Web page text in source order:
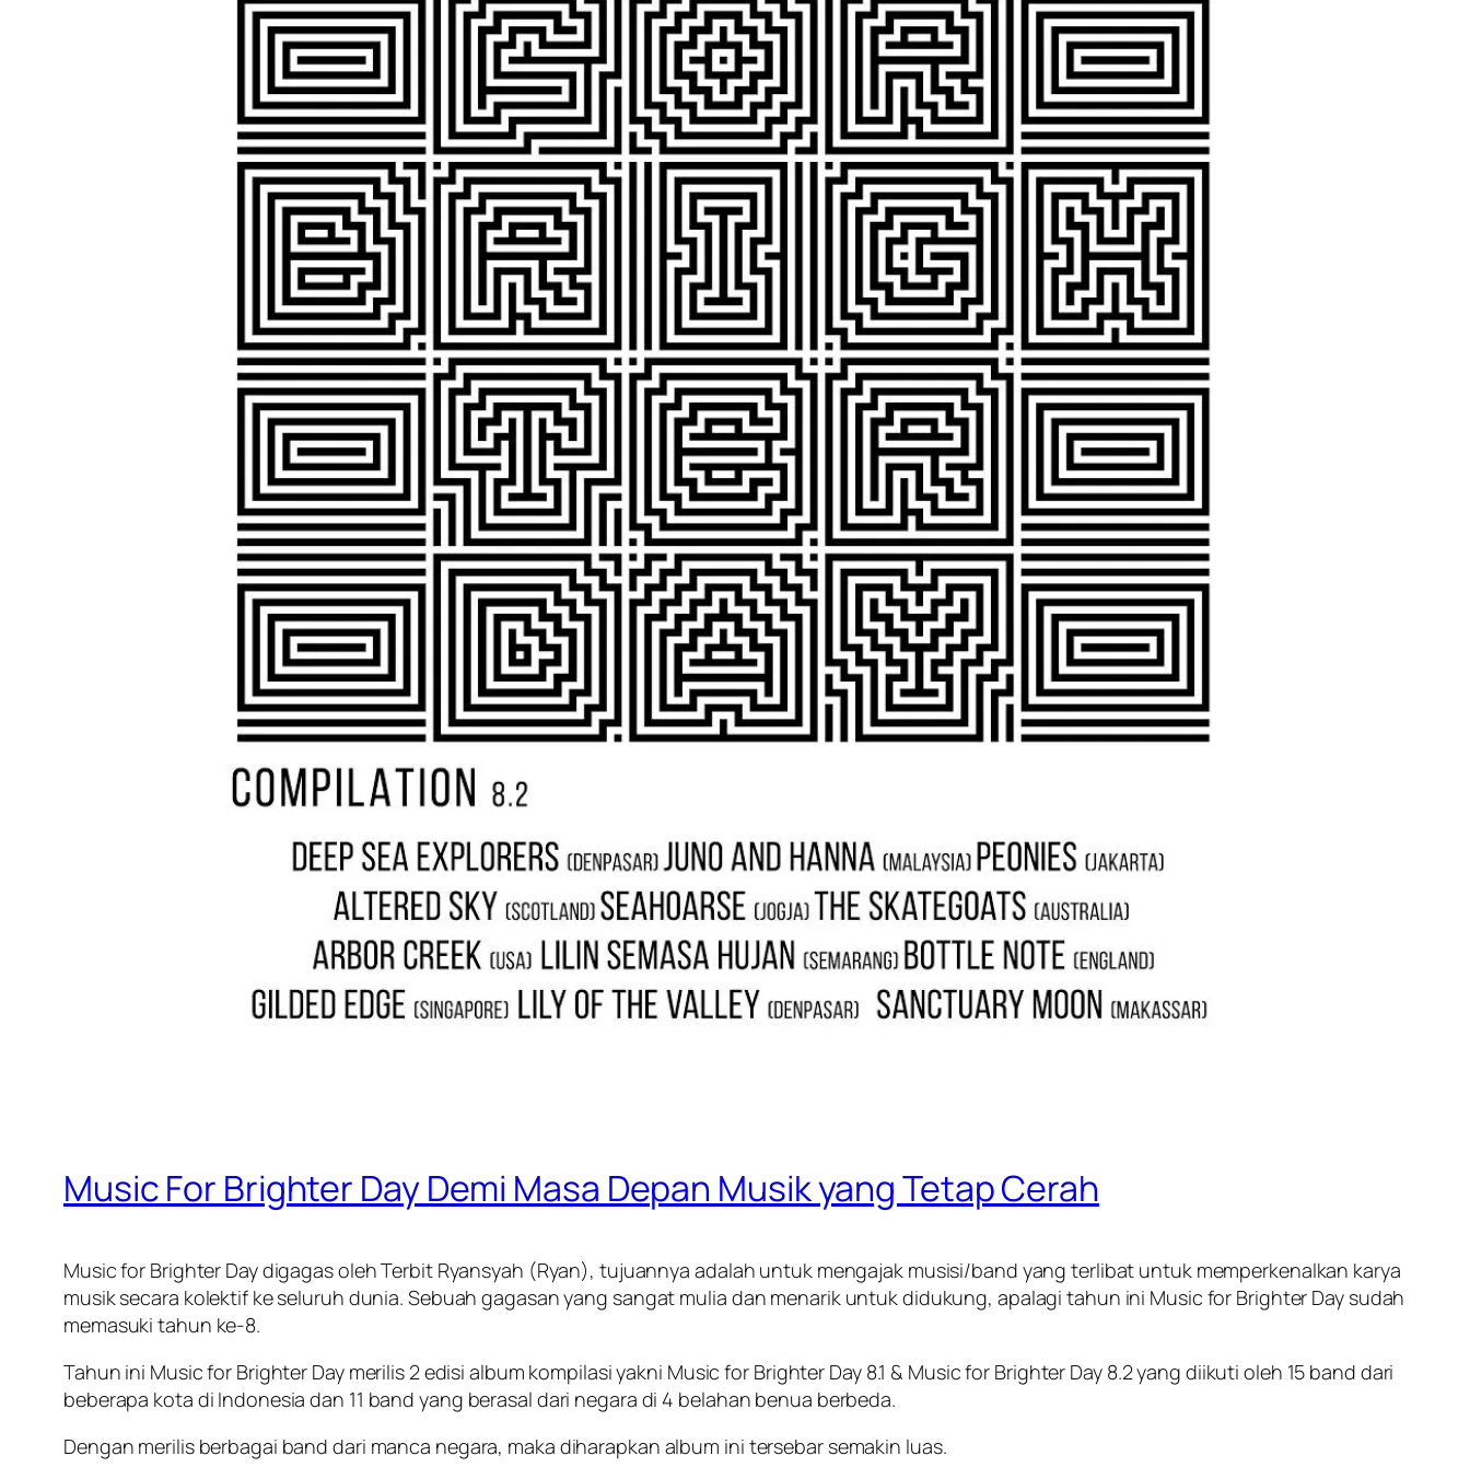
Music For Brighter Day Demi Masa Depan Musik yang Tetap Cerah
Music for Brighter Day digagas oleh Terbit Ryansyah (Ryan), tujuannya adalah untuk mengajak musisi/band yang terlibat untuk memperkenalkan karya
musik secara kolektif ke seluruh dunia. Sebuah gagasan yang sangat mulia dan menarik untuk didukung, apalagi tahun ini Music for Brighter Day sudah
memasuki tahun ke-8.
Tahun ini Music for Brighter Day merilis 2 edisi album kompilasi yakni Music for Brighter Day 8.1 & Music for Brighter Day 8.2 yang diikuti oleh 15 band dari
beberapa kota di Indonesia dan 11 band yang berasal dari negara di 4 belahan benua berbeda.
Dengan merilis berbagai band dari manca negara, maka diharapkan album ini tersebar semakin luas.